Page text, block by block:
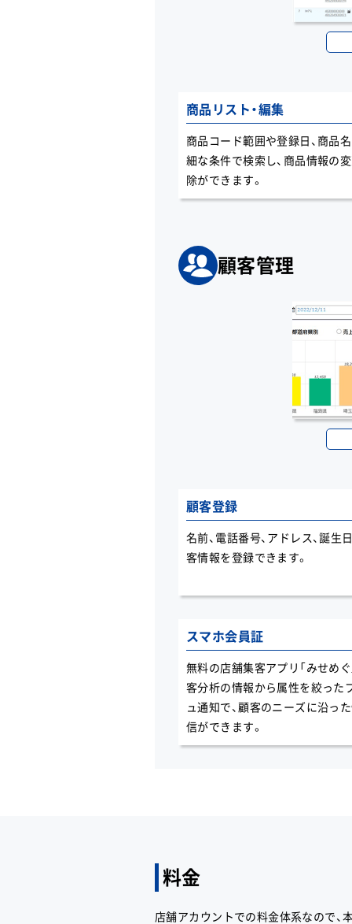
商品リスト・編集
商品コード範囲や登録日、商品
細な条件で検索し、商品情報の
除ができます。
顧客管理
顧客登録
名前、電話番号、アドレス、誕生
客情報を登録できます。
スマホ会員証
無料の店舗集客アプリ「みせめぐ
客分析の情報から属性を絞った
ュ通知で、顧客のニーズに沿っ
信ができます。
料金
店舗アカウントでの料金体系なので、